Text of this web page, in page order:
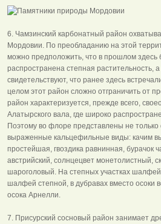
6. Чамзинский карбонатный район
Мордовии. По преобладанию на этой
можно предположить, что в прошлом здесь
распространена степная
свидетельствуют, что ранее здесь
целом этот район сложно отграничить от
район характеризуется, прежде всего,
Алатырского вала, где широко
Поэтому во флоре представлены не только
выраженные кальцефильные виды: качим
простейшая, гвоздика равнинная, бурачок
австрийский, солнцецвет монетолистный,
шароголовый. На степных участках
шалфей степной, в дубравах вместо осоки
осока Арнелли.
7. Присурский сосновый район занимает